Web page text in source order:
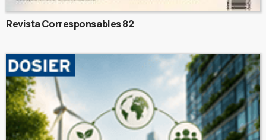
Revista Corresponsables 82